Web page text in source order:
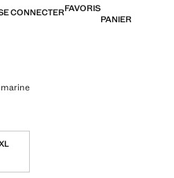
CONNECTERFAVORIS
PANIER